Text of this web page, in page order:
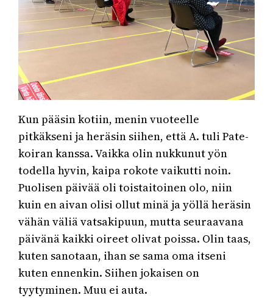
Kun pääsin kotiin, menin vuoteelle
pitkäkseni ja heräsin siihen, että A. tuli Pate-
koiran kanssa. Vaikka olin nukkunut yön
todella hyvin, kaipa rokote vaikutti noin.
Puolisen päivää oli toistaitoinen olo, niin
kuin en aivan olisi ollut minä ja yöllä heräsin
vähän väliä vatsakipuun, mutta seuraavana
päivänä kaikki oireet olivat poissa. Olin taas,
kuten sanotaan, ihan se sama oma itseni
kuten ennenkin. Siihen jokaisen on
tyytyminen. Muu ei auta.